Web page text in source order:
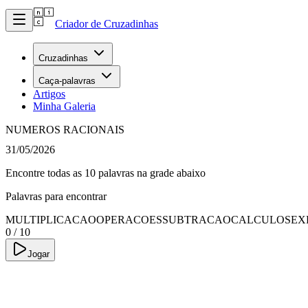
Criador de Cruzadinhas
Cruzadinhas
Caça-palavras
Artigos
Minha Galeria
NUMEROS RACIONAIS
31/05/2026
Encontre todas as 10 palavras na grade abaixo
Palavras para encontrar
MULTIPLICACAOOPERACOESSUBTRACAOCALCULOS
0 / 10
Jogar